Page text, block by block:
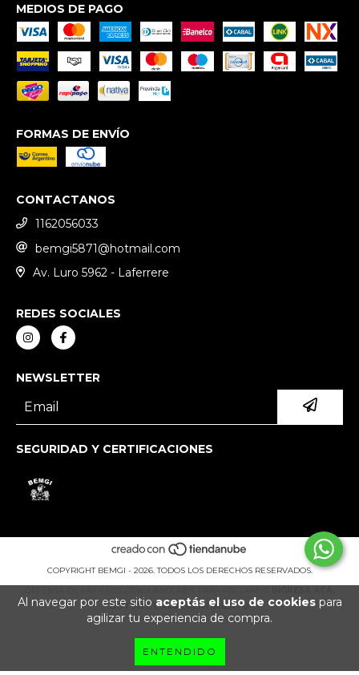
Al navegar por este sitio aceptás el uso de cookiespara
agilizar tu experiencia de compra.
ENTENDIDO
MEDIOS DE PAGO
FORMAS DE ENVÍO
CONTACTANOS
1162056033
bemgi5871@hotmail.com
Av. Luro 5962 - Laferrere
REDES SOCIALES
NEWSLETTER
SEGURIDAD Y CERTIFICACIONES
COPYRIGHT BEMGI - 2026. TODOS LOS DERECHOS RESERVADOS.
BOTÓN DE ARREPENTIMIENTO